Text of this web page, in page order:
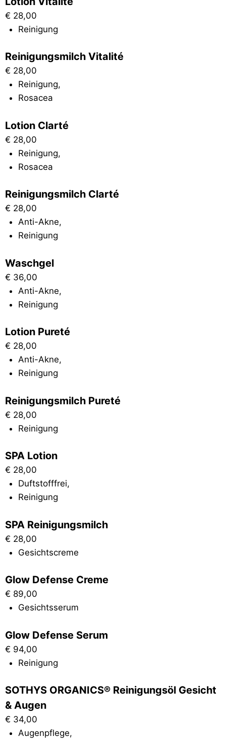
€ 28,00
Reinigung
Reinigungsmilch Vitalité
€ 28,00
Reinigung,
Rosacea
Lotion Clarté
€ 28,00
Reinigung,
Rosacea
Reinigungsmilch Clarté
€ 28,00
Anti-Akne,
Reinigung
Waschgel
€ 36,00
Anti-Akne,
Reinigung
Lotion Pureté
€ 28,00
Anti-Akne,
Reinigung
Reinigungsmilch Pureté
€ 28,00
Reinigung
SPA Lotion
€ 28,00
Duftstofffrei,
Reinigung
SPA Reinigungsmilch
€ 28,00
Gesichtscreme
Glow Defense Creme
€ 89,00
Gesichtsserum
Glow Defense Serum
€ 94,00
Reinigung
SOTHYS ORGANICS® Reinigungsöl Gesicht
& Augen
€ 34,00
Augenpflege,